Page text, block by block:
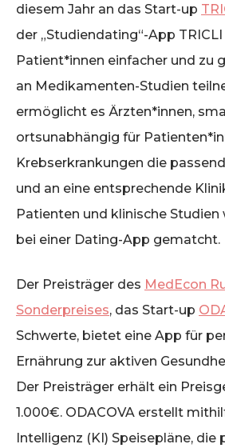
diesem Jahr an das Start-up
der „Studiendating“-App
Patient*innen einfacher und zu
an Medikamenten-Studien
ermöglicht es Ärzten*innen,
ortsunabhängig für
Krebserkrankungen die
und an eine entsprechende
Patienten und klinische
bei einer Dating-App gematcht.
Der Preisträger des MedEcon
Sonderpreises, das Start-up
Schwerte, bietet eine App für
Ernährung zur aktiven
Der Preisträger erhält ein
1.000€. ODACOVA erstellt
Intelligenz (KI) Speisepläne, die